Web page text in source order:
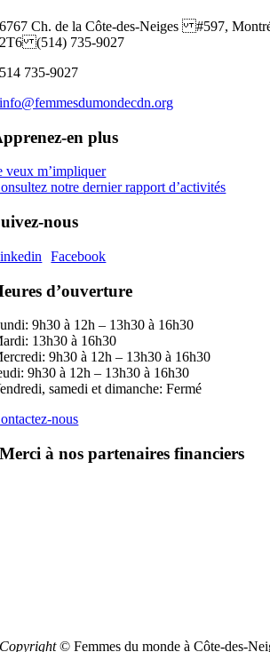
6767 Ch. de la Côte-des-Neiges #597,
2T6 (514) 735-9027
514 735-9027
info@femmesdumondecdn.org
en plus
veux m’impliquer
notre dernier rapport d’activités
nous
Facebook
d’ouverture
9h30 à 12h – 13h30 à 16h30
13h30 à 16h30
9h30 à 12h – 13h30 à 16h30
9h30 à 12h – 13h30 à 16h30
samedi et dimanche: Fermé
nous
Merci à nos partenaires financiers
Copyright© Femmes du monde à Côte-des-